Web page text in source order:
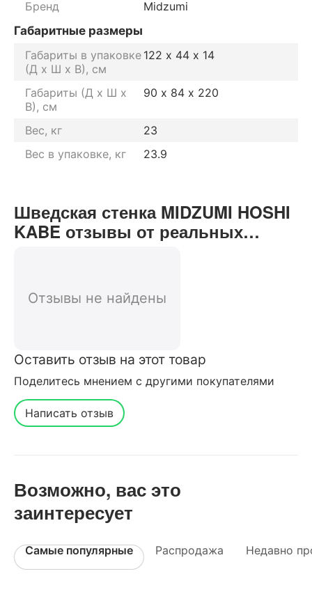
Бренд
Midzumi
Габаритные размеры
Габариты в упаковке
(Д х Ш х В), см
122 х 44 х 14
Габариты (Д х Ш х
В), см
90 х 84 х 220
Вес, кг
23
Вес в упаковке, кг
23.9
Шведская стенка MIDZUMI HOSHI
KABE отзывы от реальных
Отзывы не найдены
Оставить отзыв на этот товар
Поделитесь мнением с другими покупателями
Написать отзыв
Возможно, вас это
заинтересует
Самые популярные Распродажа Недавно